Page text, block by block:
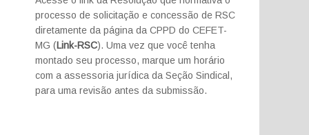
processo de solicitação e concessão de RSC
diretamente da página da CPPD do CEFET-
MG (Link-RSC). Uma vez que você tenha
montado seu processo, marque um horário
com a assessoria jurídica da Seção Sindical,
para uma revisão antes da submissão.